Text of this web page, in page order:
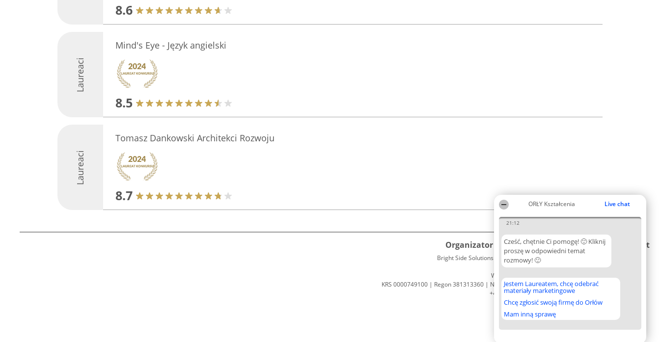
ORŁY Kształcenia Live chat
21:12
Cześć, chętnie Ci pomogę! 🙂 Kliknij
proszę w odpowiedni temat
rozmowy! 🙂
Jestem Laureatem, chcę odebrać
materiały marketingowe
Chcę zgłosić swoją firmę do Orłów
Mam inną sprawę
8.6
Laureaci
Mind's Eye - Język angielski
8.5
Laureaci
Tomasz Dankowski Architekci Rozwoju
8.7
Organizator plebiscytu
Bright Side Solutions sp. z o. o. sp. k.
ul. Ruska 22
Wrocław 50-079
KRS 0000749100 | Regon 381313360 | NIP 8943132676
+48 508 492 400
Plebiscyt
Lista
Laureatów
Zasady
Regulamin
Prywatności
Kontakt